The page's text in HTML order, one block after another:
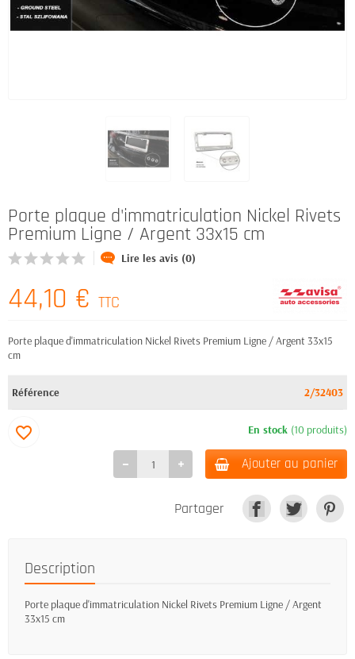
Porte plaque d'immatriculation Nickel Rivets
Premium Ligne / Argent 33x15 cm
Lire les avis (0)
44,10 € TTC
Porte plaque d'immatriculation Nickel Rivets Premium Ligne / Argent 33x15
cm
Référence 2/32403
En stock (10 produits)
Ajouter au panier
favorite_border
Partager
Description
Porte plaque d'immatriculation Nickel Rivets Premium Ligne / Argent
33x15 cm